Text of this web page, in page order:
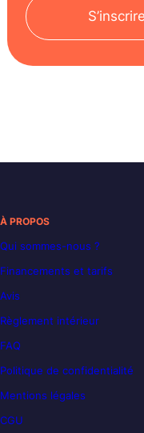
À PROPOS
Qui sommes-nous ?
Financements et tarifs
Avis
Règlement intérieur
FAQ
Politique de confidentialité
Mentions légales
CGU